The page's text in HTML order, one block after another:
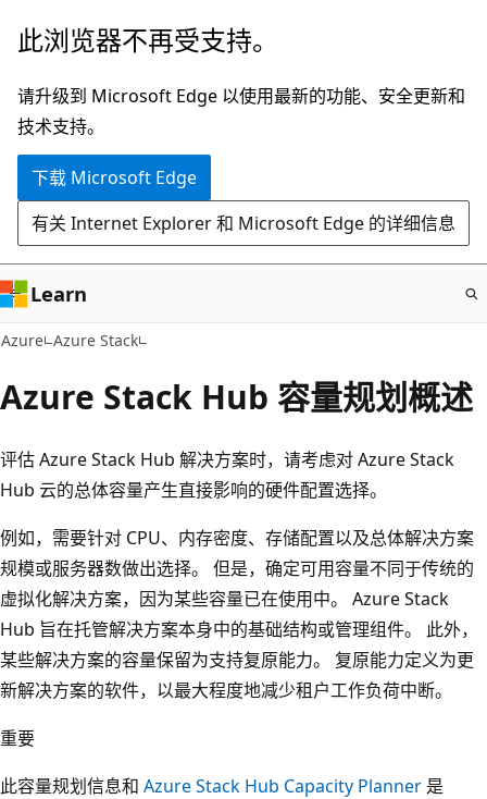
跳
主
要
内
此浏览器不再受支持。
请升级到 Microsoft Edge 以使用最新的功能、安全更新和
技术支持。
下载 Microsoft Edge
有关 Internet Explorer 和 Microsoft Edge 的详细信息
Learn
Azure Azure Stack
Azure Stack Hub 容量规划概述
评估 Azure Stack Hub 解决方案时，请考虑对 Azure Stack
Hub 云的总体容量产生直接影响的硬件配置选择。
例如，需要针对 CPU、内存密度、存储配置以及总体解决方案
规模或服务器数做出选择。 但是，确定可用容量不同于传统的
虚拟化解决方案，因为某些容量已在使用中。 Azure Stack
Hub 旨在托管解决方案本身中的基础结构或管理组件。 此外，
某些解决方案的容量保留为支持复原能力。 复原能力定义为更
新解决方案的软件，以最大程度地减少租户工作负荷中断。
重要
此容量规划信息和 Azure Stack Hub Capacity Planner 是